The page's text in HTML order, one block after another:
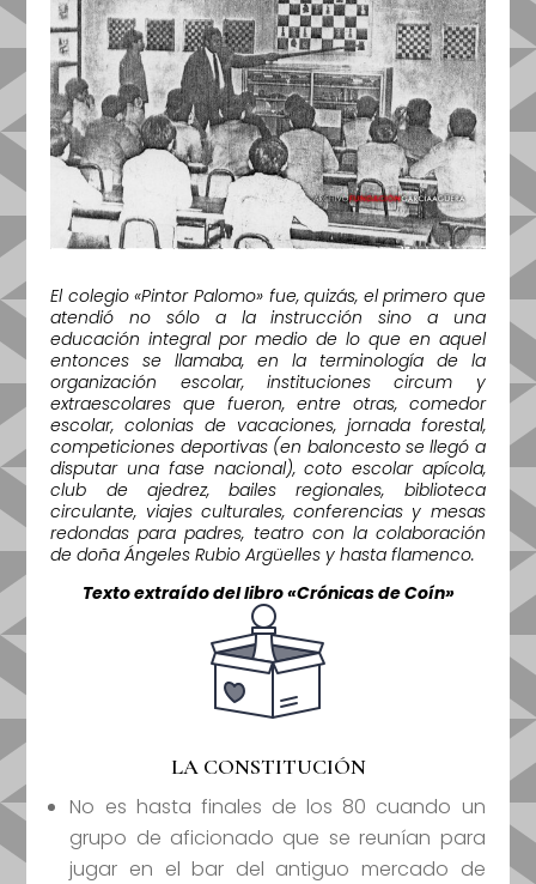
El colegio «Pintor Palomo» fue, quizás, el primero que
atendió no sólo a la instrucción sino a una
educación integral por medio de lo que en aquel
entonces se llamaba, en la terminología de la
organización escolar, instituciones circum y
extraescolares que fueron, entre otras, comedor
escolar, colonias de vacaciones, jornada forestal,
competiciones deportivas (en baloncesto se llegó a
disputar una fase nacional), coto escolar apícola,
club de ajedrez, bailes regionales, biblioteca
circulante, viajes culturales, conferencias y mesas
redondas para padres, teatro con la colaboración
de doña Ángeles Rubio Argüelles y hasta flamenco.
Texto extraído del libro «Crónicas de Coín»
LA CONSTITUCIÓN
No es hasta finales de los 80 cuando un
grupo de aficionado que se reunían para
jugar en el bar del antiguo mercado de